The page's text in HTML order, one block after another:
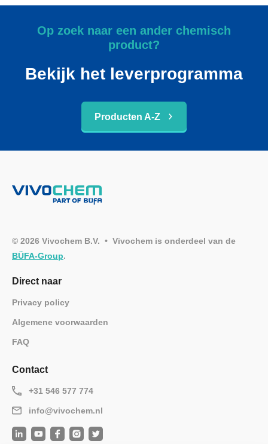
Op zoek naar een ander chemisch
product?
Bekijk het leverprogramma
Producten A-Z
© 2026 Vivochem B.V. • Vivochem is onderdeel van de
BÜFA-Group.
Direct naar
Privacy policy
Algemene voorwaarden
FAQ
Contact
+31 546 577 774
info@vivochem.nl